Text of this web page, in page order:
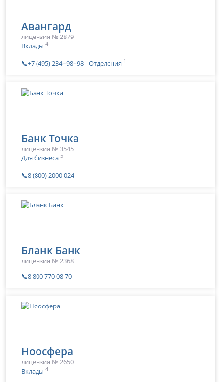
Авангард
лицензия № 2879
Вклады 4
📞+7 (495) 234‒98‒98 Отделения 1
Банк Точка
лицензия № 3545
Для бизнеса 5
📞8 (800) 2000 024
Бланк Банк
лицензия № 2368
📞8 800 770 08 70
Ноосфера
лицензия № 2650
Вклады 4